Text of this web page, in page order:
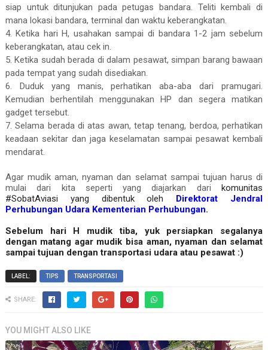
siap untuk ditunjukan pada petugas bandara. Teliti kembali di
mana lokasi bandara, terminal dan waktu keberangkatan.
4. Ketika hari H, usahakan sampai di bandara 1-2 jam sebelum
keberangkatan, atau cek in.
5. Ketika sudah berada di dalam pesawat, simpan barang bawaan
pada tempat yang sudah disediakan.
6. Duduk yang manis, perhatikan aba-aba dari pramugari.
Kemudian berhentilah menggunakan HP dan segera matikan
gadget tersebut.
7. Selama berada di atas awan, tetap tenang, berdoa, perhatikan
keadaan sekitar dan jaga keselamatan sampai pesawat kembali
mendarat.
Agar mudik aman, nyaman dan selamat sampai tujuan harus di
mulai dari kita seperti yang diajarkan darikomunitas
#SobatAviasi yang dibentuk oleh Direktorat Jendral
Perhubungan Udara Kementerian Perhubungan.
Sebelum hari H mudik tiba, yuk persiapkan segalanya
dengan matang agar mudik bisa aman, nyaman dan selamat
sampai tujuan dengan transportasi udara atau pesawat :)
LABEL: TIPS TRANSPORTASI
SHARE:
YOU MIGHT ALSO LIKE